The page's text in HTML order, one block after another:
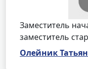
Заместитель
заместитель
Олейник